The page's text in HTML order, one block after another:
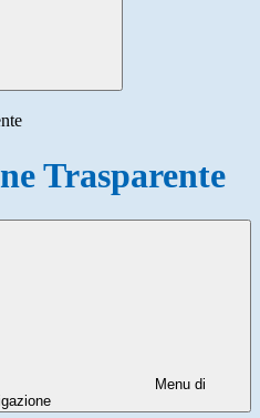
Trasparente
Menu di